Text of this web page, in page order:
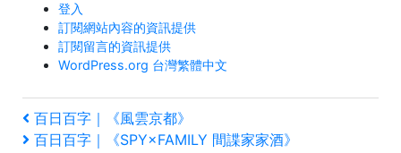
登入
訂閱網站內容的資訊提供
訂閱留言的資訊提供
WordPress.org 台灣繁體中文
文
上
一
百日百字｜《風雲京都》
下
百日百字｜《SPY×FAMILY 間諜家家酒》